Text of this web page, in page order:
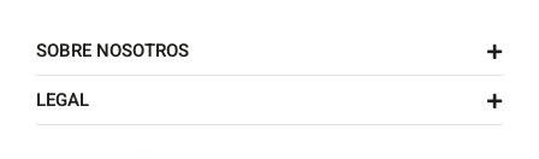
SOBRE NOSOTROS
LEGAL